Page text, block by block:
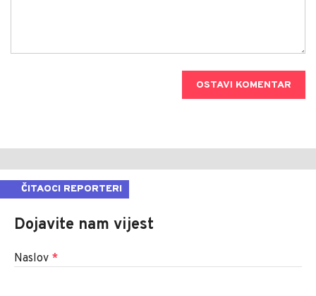
OSTAVI KOMENTAR
ČITAOCI REPORTERI
Dojavite nam vijest
Naslov *